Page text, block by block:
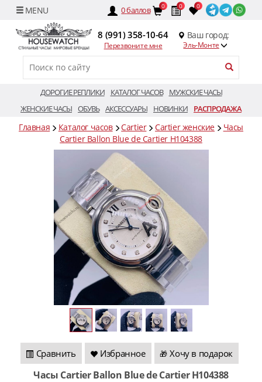
0баллов 0 0 0
8 (991) 358-10-64
Перезвоните мне
Ваш город:
Эль-Монте
ДОРОГИЕ РЕПЛИКИ КАТАЛОГ ЧАСОВ
МУЖСКИЕ ЧАСЫ
ЖЕНСКИЕ ЧАСЫ ОБУВЬ АКСЕССУАРЫ НОВИНКИ РАСПРОДАЖА
Главная Каталог часов Cartier Cartier женские
Часы
Cartier Ballon Blue de Cartier H104388
Сравнить Избранное 🎁 Хочу в подарок
Часы Cartier Ballon Blue de Cartier H104388